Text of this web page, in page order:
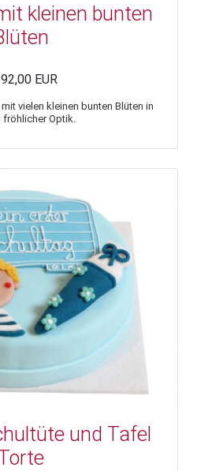
kleinen bunten
EUR
vielen kleinen bunten Blüten in
fröhlicher Optik.
und Tafel